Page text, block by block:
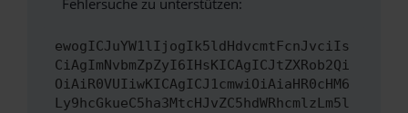
Fehlersuche zu unterstützen:
ewogICJuYW1lIjogIk5ldHdvcmtFcnJvciIs
CiAgImNvbmZpZyI6IHsKICAgICJtZXRob2Qi
OiAiR0VUIiwKICAgICJ1cmwiOiAiaHR0cHM6
Ly9hcGkueC5ha3MtcHJvZC5hdWRhcmlzLm5l